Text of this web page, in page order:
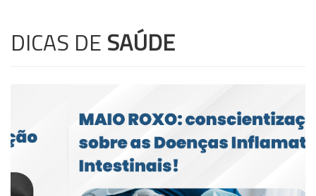
DICAS DE SAÚDE